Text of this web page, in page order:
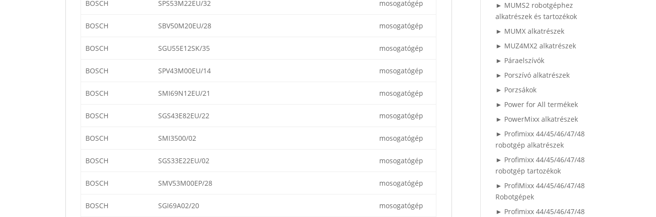
BOSCH SPS53M22EU/32 mosogatógép
BOSCH SBV50M20EU/28 mosogatógép
BOSCH SGU55E12SK/35 mosogatógép
BOSCH SPV43M00EU/14 mosogatógép
BOSCH SMI69N12EU/21 mosogatógép
BOSCH SGS43E82EU/22 mosogatógép
BOSCH SMI3500/02 mosogatógép
BOSCH SGS33E22EU/02 mosogatógép
BOSCH SMV53M00EP/28 mosogatógép
BOSCH SGI69A02/20 mosogatógép
► MUMS2 robotgéphez
alkatrészek és tartozékok
► MUMX alkatrészek
► MUZ4MX2 alkatrészek
► Páraelszívók
► Porszívó alkatrészek
► Porzsákok
► Power for All termékek
► PowerMixx alkatrészek
► Profimixx 44/45/46/47/48
robotgép alkatrészek
► Profimixx 44/45/46/47/48
robotgép tartozékok
► ProfiMixx 44/45/46/47/48
Robotgépek
► Profimixx 44/45/46/47/48